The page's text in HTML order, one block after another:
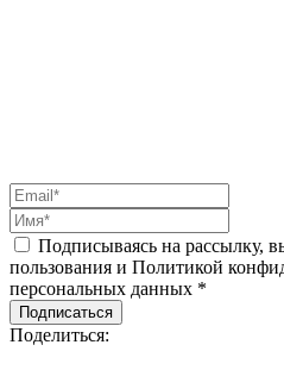
Подписываясь на рассылку,
пользования и Политикой
персональных данных *
Подписаться
Поделиться: